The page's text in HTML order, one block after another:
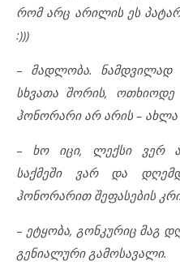
რომ არც არილის ეს
:)))
– მადლობა. ნამდვილად
სხვათა შორის,
ჰონორარი არ არის – ახლა
– ხო იცი, ლექსი ვერ
საქმეში ვარ და
ჰონორარით შეფასების
– ეტყობა, გონკურიც მაგ
გენიალური გამოსავალი.